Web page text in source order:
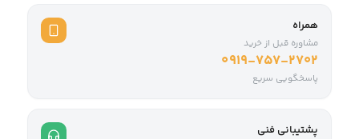
همراه
مشاوره قبل از خرید
0919-757-2702
پاسخگویی سریع
پشتیبانی فنی